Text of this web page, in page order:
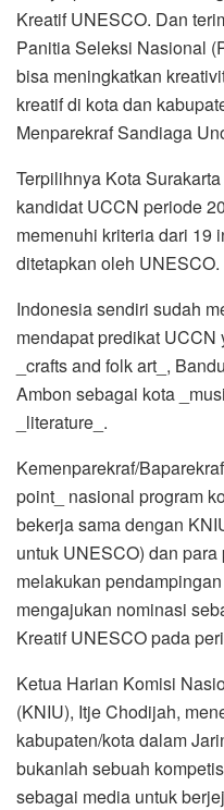
Kreatif UNESCO. Dan
Panitia Seleksi Nasional
bisa meningkatkan
kreatif di kota dan
Menparekraf Sandiaga
Terpilihnya Kota
kandidat UCCN periode
memenuhi kriteria dari 19
ditetapkan oleh UNESCO.
Indonesia sendiri sudah
mendapat predikat
_crafts and folk art_,
Ambon sebagai kota
_literature_.
Kemenparekraf/
point_ nasional program
bekerja sama dengan
untuk UNESCO) dan
melakukan
mengajukan nominasi
Kreatif UNESCO pada
Ketua Harian Komisi
(KNIU), Itje Chodijah,
kabupaten/kota dalam
bukanlah sebuah
sebagai media untuk